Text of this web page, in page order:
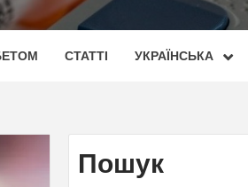
СТАТТІ УКРАЇНСЬКА
Пошук